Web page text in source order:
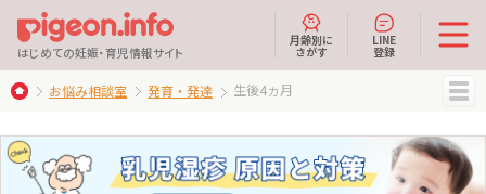
はじめての妊娠・育児情報サイト
月齢別に
さがす
LINE
登録
お悩み相談室 発育・発達 生後4ヵ月